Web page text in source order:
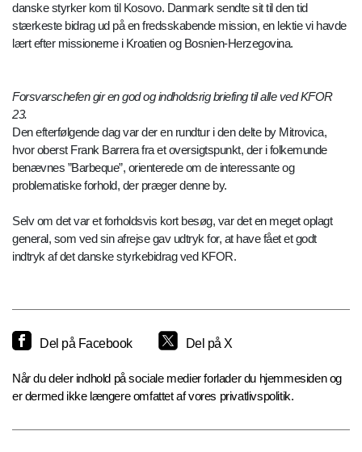
danske styrker kom til Kosovo. Danmark sendte sit til den tid
stærkeste bidrag ud på en fredsskabende mission, en lektie vi havde
lært efter missionerne i Kroatien og Bosnien-Herzegovina.
Forsvarschefen gir en god og indholdsrig briefing til alle ved KFOR
23.
Den efterfølgende dag var der en rundtur i den delte by Mitrovica,
hvor oberst Frank Barrera fra et oversigtspunkt, der i folkemunde
benævnes ”Barbeque”, orienterede om de interessante og
problematiske forhold, der præger denne by.
Selv om det var et forholdsvis kort besøg, var det en meget oplagt
general, som ved sin afrejse gav udtryk for, at have fået et godt
indtryk af det danske styrkebidrag ved KFOR.
Del på Facebook Del på X
Når du deler indhold på sociale medier forlader du hjemmesiden og
er dermed ikke længere omfattet af vores privatlivspolitik.